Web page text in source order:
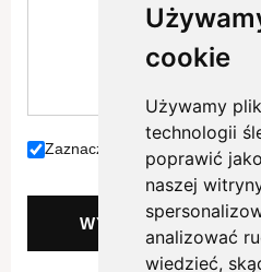
cookie
Używamy
technologii
poprawić
naszej
analizować
wiedzieć,
Zaznacz jeżeli akceptujesz
WYŚLIJ